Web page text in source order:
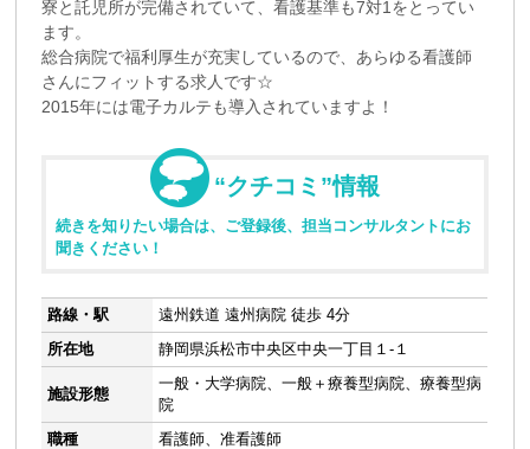
寮と託児所が完備されていて、看護基準も7対1をとってい
ます。
総合病院で福利厚生が充実しているので、あらゆる看護師
さんにフィットする求人です☆
2015年には電子カルテも導入されていますよ！
“クチコミ”情報
続きを知りたい場合は、ご登録後、担当コンサルタントにお
聞きください！
路線・駅
遠州鉄道 遠州病院 徒歩 4分
所在地
静岡県浜松市中央区中央一丁目１-１
施設形態
一般・大学病院、一般＋療養型病院、療養型病
院
職種
看護師、准看護師